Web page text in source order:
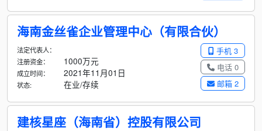
海南金丝雀企业管理中心（有限合伙）
手机 3
电话 0
邮箱 2
法定代表人：
注册资金：
1000万元
成立时间： 2021年11月01日
状态: 在业/存续
建核星座（海南省）控股有限公司